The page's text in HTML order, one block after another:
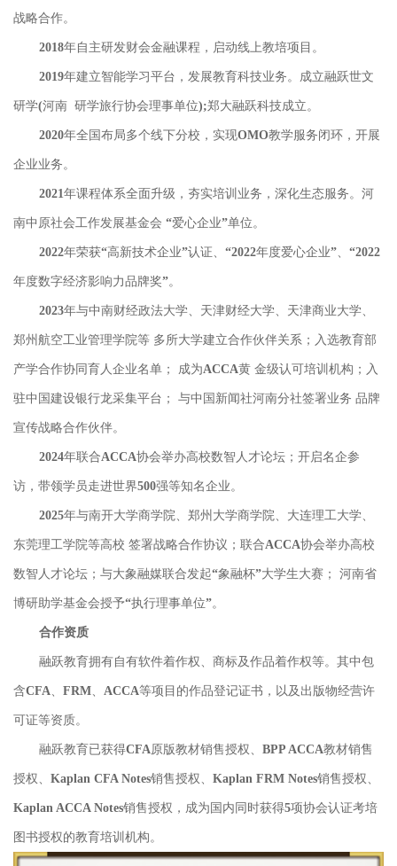
战略合作。
2018年自主研发财会金融课程，启动线上教培项目。
2019年建立智能学习平台，发展教育科技业务。成立融跃世文
研学(河南 研学旅行协会理事单位);郑大融跃科技成立。
2020年全国布局多个线下分校，实现OMO教学服务闭环，开展
企业业务。
2021年课程体系全面升级，夯实培训业务，深化生态服务。河
南中原社会工作发展基金会 “爱心企业”单位。
2022年荣获“高新技术企业”认证、“2022年度爱心企业”、“2022
年度数字经济影响力品牌奖”。
2023年与中南财经政法大学、天津财经大学、天津商业大学、
郑州航空工业管理学院等 多所大学建立合作伙伴关系；入选教育部
产学合作协同育人企业名单； 成为ACCA黄 金级认可培训机构；入
驻中国建设银行龙采集平台； 与中国新闻社河南分社签署业务 品牌
宣传战略合作伙伴。
2024年联合ACCA协会举办高校数智人才论坛；开启名企参
访，带领学员走进世界500强等知名企业。
2025年与南开大学商学院、郑州大学商学院、大连理工大学、
东莞理工学院等高校 签署战略合作协议；联合ACCA协会举办高校
数智人才论坛；与大象融媒联合发起“象融杯”大学生大赛； 河南省
博研助学基金会授予“执行理事单位”。
合作资质
融跃教育拥有自有软件着作权、商标及作品着作权等。其中包
含CFA、FRM、ACCA等项目的作品登记证书，以及出版物经营许
可证等资质。
融跃教育已获得CFA原版教材销售授权、BPP ACCA教材销售
授权、Kaplan CFA Notes销售授权、Kaplan FRM Notes销售授权、
Kaplan ACCA Notes销售授权，成为国内同时获得5项协会认证考培
图书授权的教育培训机构。